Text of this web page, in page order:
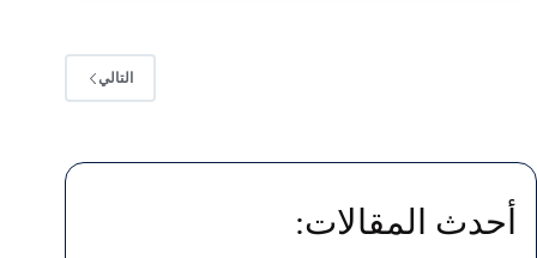
التالي
أحدث المقالات: